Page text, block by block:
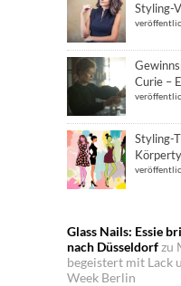
Styling-
Curie –
Styling-
Glass Nails: Essie
nach Düsseldorfzu
begeistert mit Lack
Week Berlin